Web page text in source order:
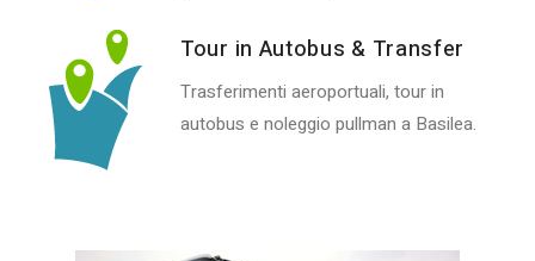
Tour in Autobus & Transfer
Trasferimenti aeroportuali, tour in
autobus e noleggio pullman a Basilea.